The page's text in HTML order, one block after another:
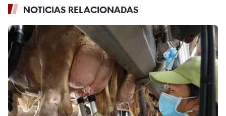
NOTICIAS RELACIONADAS